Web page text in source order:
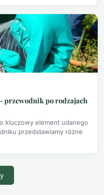
przewodnik po rodzajach
kluczowy element udanego
przedstawiamy różne